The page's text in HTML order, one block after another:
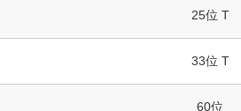
25位 T
33位 T
60位